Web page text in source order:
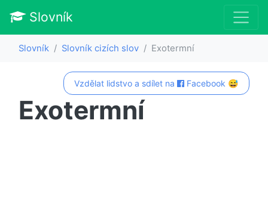
Slovník
Slovník Slovník cizích slov Exotermní
Vzdělat lidstvo a sdílet na Facebook 😅
Exotermní